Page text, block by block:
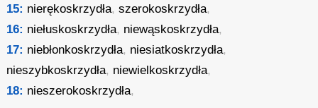
15: nierękoskrzydła,szerokoskrzydła,
16: niełuskoskrzydła, niewąskoskrzydła,
17: niebłonkoskrzydła, niesiatkoskrzydła,
nieszybkoskrzydła, niewielkoskrzydła,
18: nieszerokoskrzydła,